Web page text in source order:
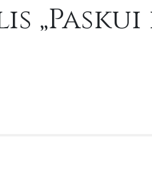
„Paskui